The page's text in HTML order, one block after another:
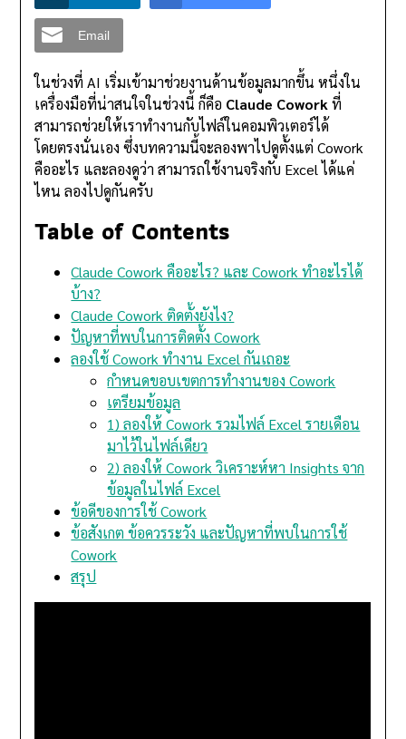
Email
ในช่วงที่ AI เริ่มเข้ามาช่วยงานด้านข้อมูลมากขึ้น หนึ่งใน
เครื่องมือที่น่าสนใจในช่วงนี้ ก็คือ Claude Coworkที่
สามารถช่วยให้เราทำงานกับไฟล์ในคอมพิวเตอร์ได้
โดยตรงนั่นเอง ซึ่งบทความนี้จะลองพาไปดูตั้งแต่ Cowork
คืออะไร และลองดูว่า สามารถใช้งานจริงกับ Excel ได้แค่
ไหน ลองไปดูกันครับ
Table of Contents
Claude Cowork คืออะไร? และ Cowork ทำอะไรได้
บ้าง?
Claude Cowork ติดตั้งยังไง?
ปัญหาที่พบในการติดตั้ง Cowork
ลองใช้ Cowork ทำงาน Excel กันเถอะ
กำหนดขอบเขตการทำงานของ Cowork
เตรียมข้อมูล
1) ลองให้ Cowork รวมไฟล์ Excel รายเดือน
มาไว้ในไฟล์เดียว
2) ลองให้ Cowork วิเคราะห์หา Insights จาก
ข้อมูลในไฟล์ Excel
ข้อดีของการใช้ Cowork
ข้อสังเกต ข้อควรระวัง และปัญหาที่พบในการใช้
Cowork
สรุป